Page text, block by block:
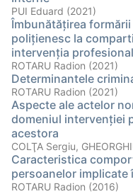
PUI Eduard (2021)
Îmbunătăţirea
poliţienesc la
intervenţia
ROTARU Radion (2021)
Determinantele
ROTARU Radion (2021)
Aspecte ale actelor
domeniul intervenţiei
acestora
COLŢA Sergiu,
Caracteristica
persoanelor implicate
ROTARU Radion (2016)